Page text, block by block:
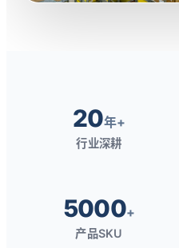
20年+
行业深耕
5000+
产品SKU